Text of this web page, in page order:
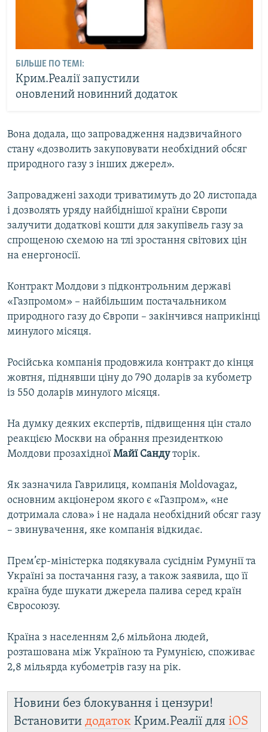
БІЛЬШЕ ПО ТЕМІ:
Крим.Реалії запустили
оновлений новинний додаток
Вона додала, що запровадження надзвичайного
стану «дозволить закуповувати необхідний обсяг
природного газу з інших джерел».
Запроваджені заходи триватимуть до 20 листопада
і дозволять уряду найбіднішої країни Європи
залучити додаткові кошти для закупівель газу за
спрощеною схемою на тлі зростання світових цін
на енергоносії.
Контракт Молдови з підконтрольним державі
«Газпромом» – найбільшим постачальником
природного газу до Європи – закінчився наприкінці
минулого місяця.
Російська компанія продовжила контракт до кінця
жовтня, піднявши ціну до 790 доларів за кубометр
із 550 доларів минулого місяця.
На думку деяких експертів, підвищення цін стало
реакцією Москви на обрання президенткою
Молдови прозахідної Майї Сандуторік.
Як зазначила Гаврилиця, компанія Moldovagaz,
основним акціонером якого є «Газпром», «не
дотримала слова» і не надала необхідний обсяг газу
– звинувачення, яке компанія відкидає.
Прем’єр-міністерка подякувала сусіднім Румунії та
Україні за постачання газу, а також заявила, що її
країна буде шукати джерела палива серед країн
Євросоюзу.
Країна з населенням 2,6 мільйона людей,
розташована між Україною та Румунією, споживає
2,8 мільярда кубометрів газу на рік.
Новини без блокування і цензури!
Встановити додаток Крим.Реалії для iOS